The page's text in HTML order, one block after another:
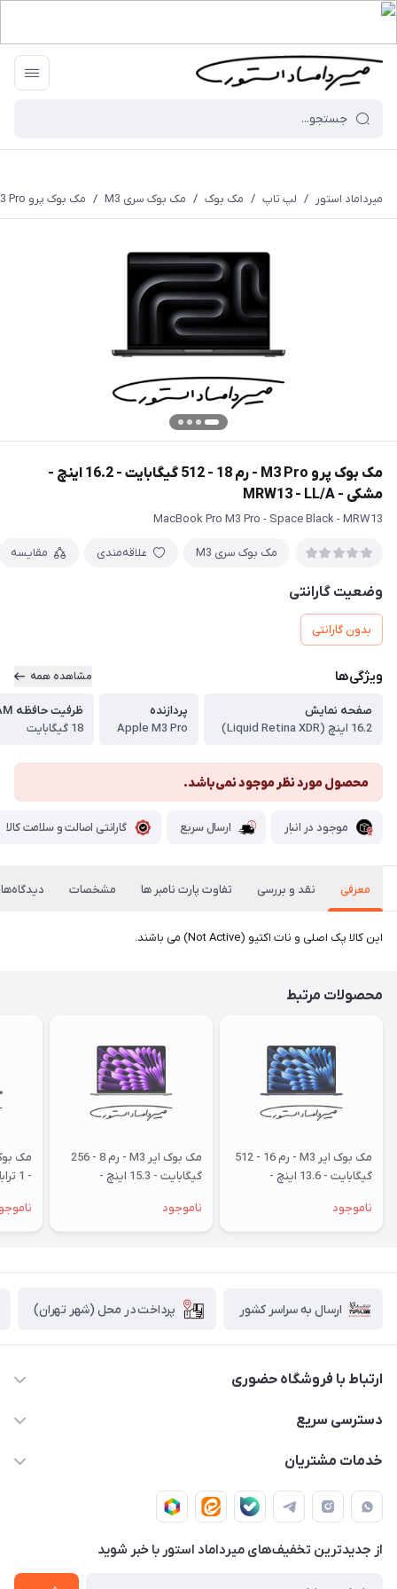
میرداماد استور / لپ تاپ / مک بوک / مک بوک سری M3 / مک بوک پرو M3 Pro - رم 18 - 512 گیگابایت - 16.2 اینچ - مشکی - MRW13 - LL/A
مک بوک پرو M3 Pro - رم 18 - 512 گیگابایت - 16.2 اینچ -
مشکی - MRW13 - LL/A
MacBook Pro M3 Pro - Space Black - MRW13
مک بوک سری M3 علاقه‌مندی مقایسه
وضعیت گارانتی
بدون گارانتی
ویژگی‌ها مشاهده همه
صفحه نمایش
16.2 اینچ (Liquid Retina XDR)
پردازنده
Apple M3 Pro
ظرفیت حافظه RAM
18 گیگابایت
محصول مورد نظر موجود نمی‌باشد.
موجود در انبار ارسال سریع گارانتی اصالت و سلامت کالا
معرفی نقد و بررسی تفاوت پارت نامبر ها مشخصات دیدگاه‌ها
این کالا پک اصلی و نات اکتیو (Not Active) می باشند.
محصولات مرتبط
مک بوک ایر M3 - رم 16 - 512
گیگابایت - 13.6 اینچ -
ناموجود
مک بوک ایر M3 - رم 8 - 256
گیگابایت - 15.3 اینچ -
ناموجود
ارسال به سراسر کشور پرداخت در محل (شهر تهران)
ارتباط با فروشگاه حضوری
02188874370 - 02188874371
پایتخت - طبقه اول - واحد 172
دسترسی سریع
صـفـحـه اصـلـی
دربـاره مـیـردامـاد اسـتـور
خدمات مشتریان
قـوانـیـن و مـقـررات
روش هـای پـرداخـت
تـیـکـت بـه پـشـتـیـبـانـی
از جدید‌ترین تخفیف‌های میرداماد استور با‌ خبر شوید